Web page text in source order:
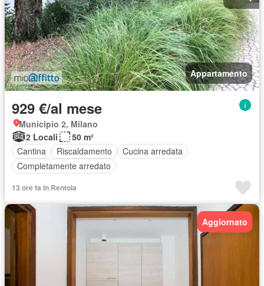
Appartamento
929 €/al mese
Municipio 2, Milano
2 Locali
50 m²
Cantina
Riscaldamento
Cucina arredata
Completamente arredato
13 ore fa in Rentola
Aggiornato